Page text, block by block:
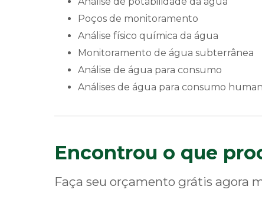
poços de monitoramento
análise físico química da água
monitoramento de água subterrânea
análise de água para consumo
análises de água para consumo
Encontrou o que
Faça seu orçamento grátis agora